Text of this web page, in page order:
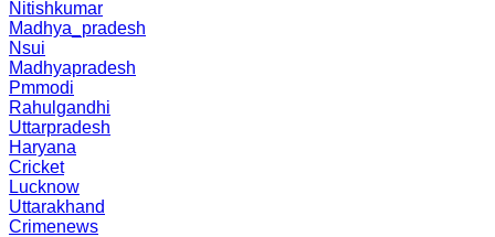
Nitishkumar
Madhya_pradesh
Nsui
Madhyapradesh
Pmmodi
Rahulgandhi
Uttarpradesh
Haryana
Cricket
Lucknow
Uttarakhand
Crimenews